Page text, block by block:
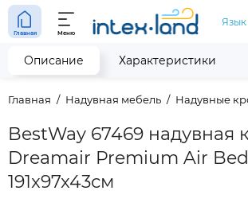
Главная Меню
Язык
Главная Надувная мебель Надувные
BestWay 67469 надувная
Dreamair Premium Air Bed
191x97x43см
Описание Характеристики